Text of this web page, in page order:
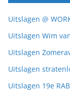
Uitslagen @
Uitslagen Wim
Uitslagen
Uitslagen
Uitslagen 19e